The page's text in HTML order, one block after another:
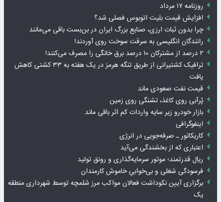
روزنامه ۱۷ مرداد
افزایش قیمت بلیت اتوبوس فصلی شد؟
چرا بدون ثبات ارزی، صنایع بزرگ ایران در بن‌بست باقی می‌مانند
رانندگان انگلیسی به سرقت سوخت روی آوردند!
۲ درصد از مشترکان ۱۰ درصد برق خانگی را مصرف می‌کنند!
ترافیک کشتیرانی از طریق تنگه هرمز در یک هفته به ۳۳ کشتی کاهش
یافت
قیمت نفت صعودی ماند
پُرآبی روی کاغذ، تشنگی روی زمین
بازار خودرو زیر سایه واردات کم اثر باقی ماند
اینفوگرافی
کاریکاتور ـ صرفه‌جویی در انرژی
اعتباری که از بخشندگی می‌آید
ریال قدرتمند؛ موتور سرمایه‌گذاری و رونق تولید
فرسودگی شغلی و بی‌خوابیِ خاموش کارمندان
برگزاری آیین نکوداشت فعالان مواکب مرز شلمچه توسط شهرداری منطقه
یک